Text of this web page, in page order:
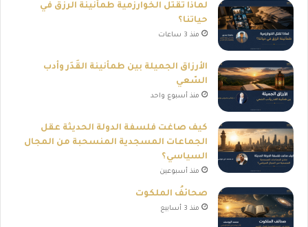
لماذا تقتل الخوارزمية طمأنينة الرزق في
حياتنا؟
منذ 3 ساعات
الأرزاق الجميلة بين طمأنينة القَدَر وأدب
السّعي
منذ أسبوع واحد
كيف صاغت فلسفة الدولة الحديثة عقل
الجماعات المسجدية المنسحبة من المجال
السياسي؟
منذ أسبوعين
صحائفُ الملكوت
منذ 3 أسابيع